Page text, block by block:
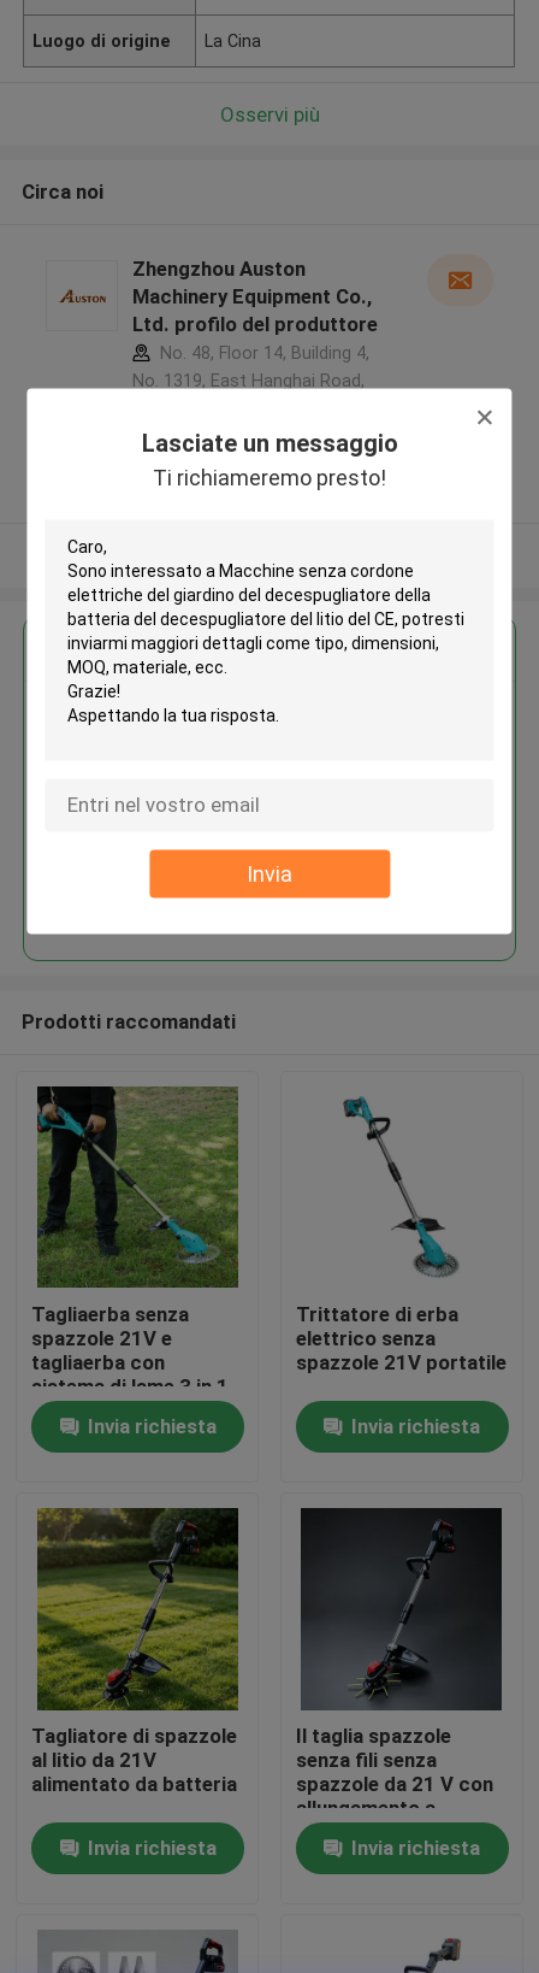
Lasciate un messaggio
Ti richiameremo presto!
Invia
Casa.
Prodotti
Video
Su di noi
display di fabbrica
Contattaci
Chiedi un preventivo
motosega elettrica
Luogo di origine La Cina
Osservi più
Circa noi
Zhengzhou Auston
Machinery Equipment Co.,
Ltd. profilo del produttore
No. 48, Floor 14, Building 4,
No. 1319, East Hanghai Road,
Free Trade Zone ,Porcellana
Fornitore verificato
Ottieni il miglior prezzo per
Macchine senza cordone
del decespugliatore del litio del
Continua
Prodotti raccomandati
Tagliaerba senza
spazzole 21V e
tagliaerba con
sistema di lame 3 in 1
Invia richiesta
Trittatore di erba
elettrico senza
spazzole 21V portatile
Invia richiesta
Tagliatore di spazzole
al litio da 21V
alimentato da batteria
Invia richiesta
Il taglia spazzole
senza fili senza
spazzole da 21 V con
allungamento a
manico D consente di
guidare con una sola
mano, facilitando le
Invia richiesta